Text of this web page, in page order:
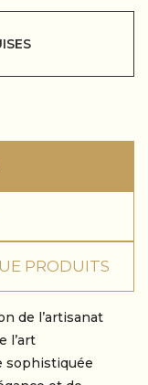
PRODUITS
de l’artisanat
l’art
sophistiquée